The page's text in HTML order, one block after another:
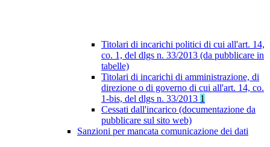
Titolari di incarichi politici di cui all'art. 14,
co. 1, del dlgs n. 33/2013 (da pubblicare in
tabelle)
Titolari di incarichi di amministrazione, di
direzione o di governo di cui all'art. 14, co.
1-bis, del dlgs n. 33/2013 1
Cessati dall'incarico (documentazione da
pubblicare sul sito web)
Sanzioni per mancata comunicazione dei dati